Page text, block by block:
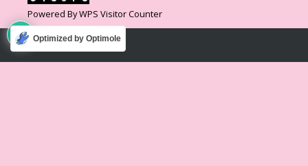
Powered ByWPS Visitor Counter
Optimized by Optimole